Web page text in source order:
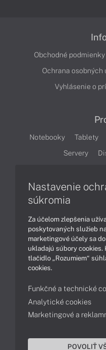
Obchodné podmienky
Ochrana osobných
Vyhlásenie o
Notebooky Tablety
Servery
Obchodné informácie
Ako nakupovať
Podpora a servis
043 4224 771
Nastavenie
súkromia
Za účelom zlepšenia
poskytovaných služieb
marketingové účely sa
ukladajú súbory cookies.
tlačidlo „Rozumiem“
cookies.
Funkčné a technické
Analytické cookies
Marketingové a
POVOLIŤ